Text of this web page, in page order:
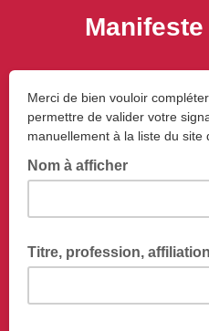
Merci de bien vouloir
permettre de valider votre
manuellement à la liste du site
Nom à afficher
Titre, profession, affiliation